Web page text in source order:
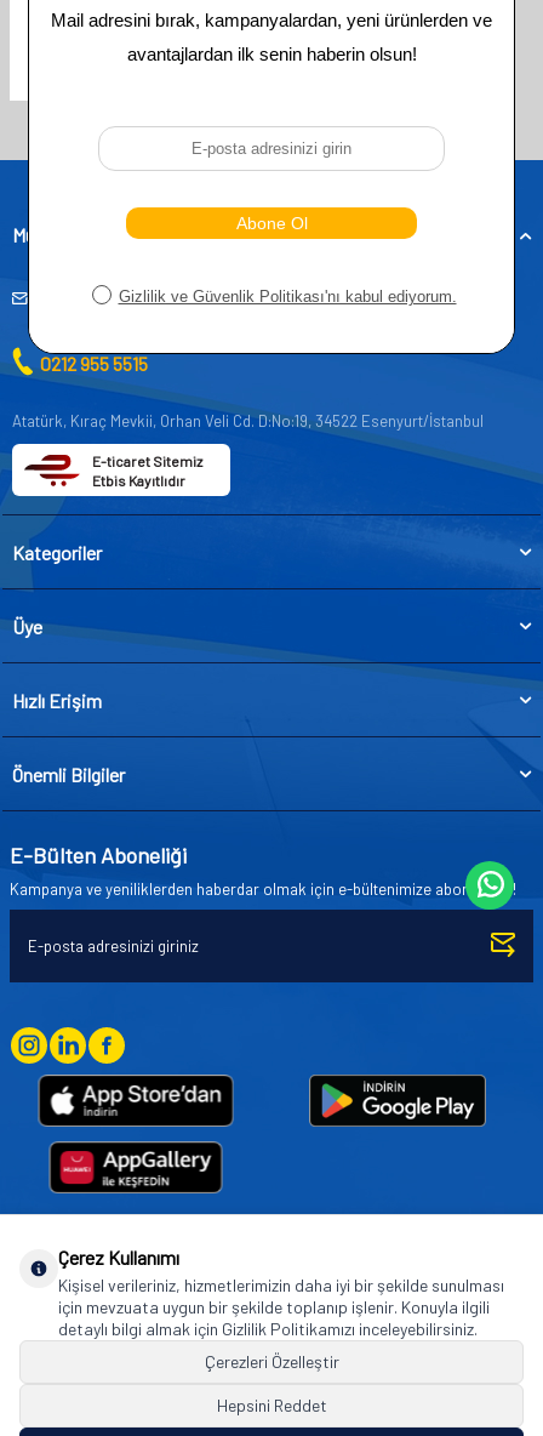
TAKIMI 2007-2012 SUV
TL
Toplam ürün bulunmaktadır.
Müşteri Hizmetleri
musteridestek@goodyearotoaksesuar.com.tr
0212 955 5515
Atatürk, Kıraç Mevkii, Orhan Veli Cd. D:No:19, 34522 Esenyurt/İstanbul
E-ticaret Sitemiz
Etbis Kayıtlıdır
Kategoriler
Üye
Hızlı Erişim
Önemli Bilgiler
E-Bülten Aboneliği
Kampanya ve yeniliklerden haberdar olmak için e-bültenimize abone olun!
Goodyear (and Winged Foot Design) are trademarks of or licensed to The Goodyear
Tire & Rubber Company used under license by Basbug Group Company,
Istanbul/Türkiye. © 2026 The Goodyear Tire & Rubber Company.
Çerez Kullanımı
Kişisel verileriniz, hizmetlerimizin daha iyi bir şekilde sunulması
için mevzuata uygun bir şekilde toplanıp işlenir. Konuyla ilgili
detaylı bilgi almak için Gizlilik Politikamızı inceleyebilirsiniz.
Çerezleri Özelleştir
Hepsini Reddet